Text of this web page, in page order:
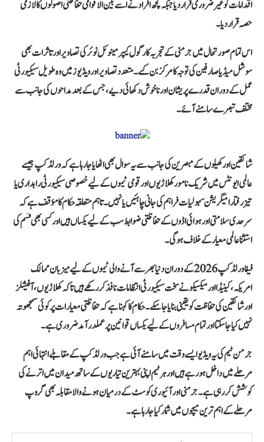
اقدامات کو غیر ضروری قرار دیا جبکہ کچھ افراد نے اسے بین الاقوامی حفاظتی اصولوں کا لازمی
حصہ قرار دیا۔
اس تمام صورتحال میں جرمنی کے تجربہ کار گول کیپر مینوئل نوئر کی تصاویر اور تاثرات بھی
سوشل میڈیا صارفین کی توجہ کا مرکز بن گئے۔ متعدد تصاویر اور ویڈیوز میں وہ طویل سیکیورٹی
عمل کے دوران قدرے پریشان اور ناخوش دکھائی دیے، جس کے بعد مداحوں کی جانب سے
مختلف تبصرے سامنے آئے۔
شائقین اور کھیلوں کے مبصرین کی جانب سے یہ سوال بھی اٹھایا جا رہا ہے کہ ورلڈ کپ جیسے
عالمی ایونٹس میں شریک نامور کھلاڑیوں اور قومی ٹیموں کے لیے خصوصی سیکیورٹی راہداری یا
تیز رفتار امیگریشن سہولیات فراہم کی جانی چاہئیں یا نہیں۔ تاہم متعلقہ حکام کا مؤقف ہے کہ
سرحدی سلامتی اور ہوائی اڈوں کے حفاظتی ضوابط سب کے لیے یکساں ہیں اور کسی بھی قسم کی
استثنا عالمی معیار کے خلاف ہوگی۔
فیفا ورلڈ کپ 2026 کے دوران دنیا بھر سے آنے والی ٹیموں کے لیے میزبان ممالک
امریکہ، کینیڈا اور میکسیکو نے سخت سیکیورٹی انتظامات نافذ کر رکھے ہیں تاکہ کھلاڑیوں، آفیشلز
اور شائقین کی حفاظت کو یقینی بنایا جا سکے۔ حکام کا کہنا ہے کہ حفاظتی معیارات پر کوئی سمجھوتہ
نہیں کیا جا سکتا اور تمام مسافروں کے لیے یکساں قوانین پر عملدرآمد ضروری ہے۔
جرمن ٹیم کی یہ ویڈیو ایسے وقت میں سامنے آئی ہے جب ورلڈ کپ کے مقابلے انتہائی اہم
مرحلے میں داخل ہو رہے ہیں اور ہر ٹیم اپنی بہترین تیاریوں کے ساتھ میدان میں اترنے کی
کوشش کر رہی ہے۔ جرمنی اور آئیوری کوسٹ کے درمیان ہونے والا مقابلہ بھی گروپ
مرحلے کے اہم ترین میچوں میں شمار کیا جا رہا ہے۔